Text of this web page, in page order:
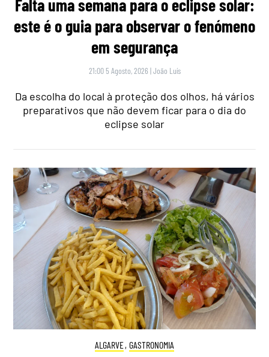
Falta uma semana para o eclipse solar:
este é o guia para observar o fenómeno
em segurança
21:00 5 Agosto, 2026 |João Luís
Da escolha do local à proteção dos olhos, há vários
preparativos que não devem ficar para o dia do
eclipse solar
ALGARVE, GASTRONOMIA